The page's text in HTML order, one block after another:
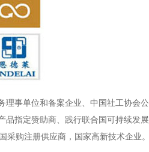
理事单位和备案企业、中国社工协会公
品指定赞助商、践行联合国可持续发展
采购注册供应商，国家高新技术企业。